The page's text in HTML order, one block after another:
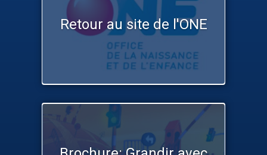
Retour au site de l'ONE